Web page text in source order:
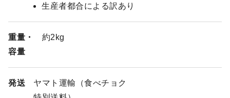
生産者都合による訳あり
重量・
容量
約2kg
発送
ヤマト運輸（食べチョク